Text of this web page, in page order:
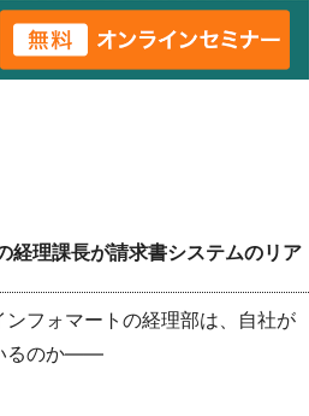
経理課長が請求書システムのリア
フォマートの経理部は、自社が
るのか――